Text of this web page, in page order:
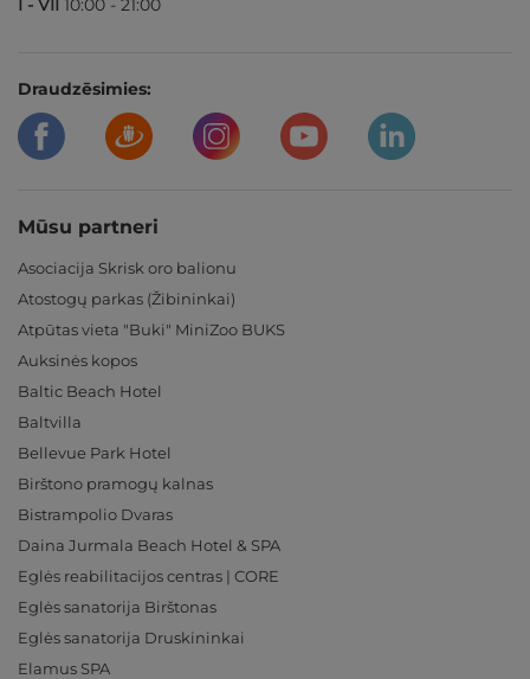
I - VII 10:00 - 21:00
Draudzēsimies:
Mūsu partneri
Asociacija Skrisk oro balionu
Atostogų parkas (Žibininkai)
Atpūtas vieta "Buki" MiniZoo BUKS
Auksinės kopos
Baltic Beach Hotel
Baltvilla
Bellevue Park Hotel
Birštono pramogų kalnas
Bistrampolio Dvaras
Daina Jurmala Beach Hotel & SPA
Eglės reabilitacijos centras | CORE
Eglės sanatorija Birštonas
Eglės sanatorija Druskininkai
Elamus SPA